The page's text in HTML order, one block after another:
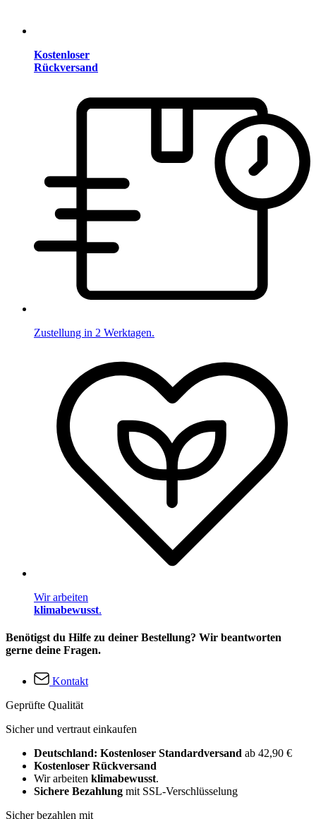
Kostenloser
Rückversand
Zustellung in 2 Werktagen.
Wir arbeiten
klimabewusst.
Benötigst du Hilfe zu deiner Bestellung? Wir beantworten
gerne deine Fragen.
Kontakt
Geprüfte Qualität
Sicher und vertraut einkaufen
Deutschland: Kostenloser Standardversand ab 42,90 €
Kostenloser Rückversand
Wir arbeiten klimabewusst.
Sichere Bezahlung mit SSL-Verschlüsselung
Sicher bezahlen mit